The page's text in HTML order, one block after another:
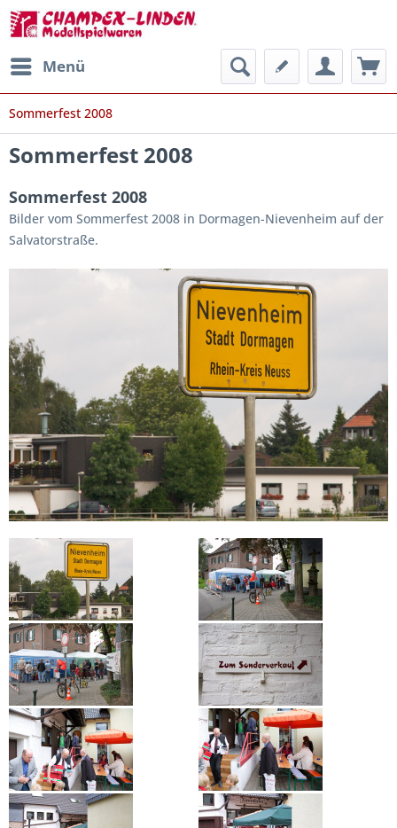
Menü
Sommerfest 2008
Sommerfest 2008
Sommerfest 2008
Bilder vom Sommerfest 2008 in Dormagen-Nievenheim auf der
Salvatorstraße.